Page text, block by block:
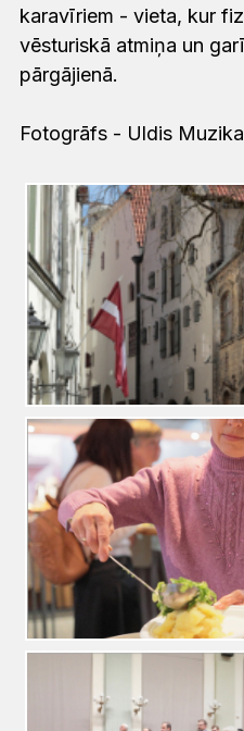
karavīriem - vieta, kur
vēsturiskā atmiņa un
pārgājienā.
Fotogrāfs - Uldis